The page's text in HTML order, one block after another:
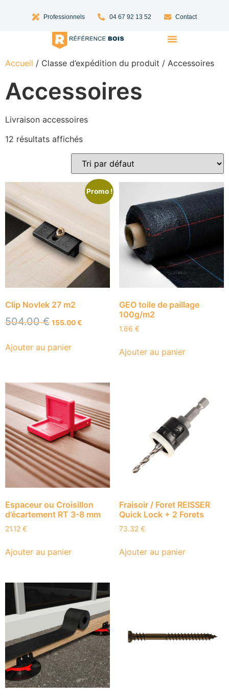
Professionnels 04 67 92 13 52 Contact
Accueil / Classe d’expédition du produit / Accessoires
Accessoires
Livraison accessoires
12 résultats affichés
Promo !
Clip Novlek 27 m2
504.00€ 155.00€
Ajouter au panier
GEO toile de paillage
100g/m2
1.66 €
Ajouter au panier
Espaceur ou Croisillon
d’écartement RT 3-8 mm
21.12 €
Ajouter au panier
Fraisoir / Foret REISSER
Quick Lock + 2 Forets
73.32 €
Ajouter au panier